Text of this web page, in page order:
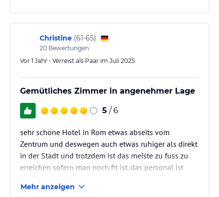
Christine (61-65)
20 Bewertungen
Vor 1 Jahr • Verreist als Paar im Juli 2025
Gemütliches Zimmer in angenehmer Lage
5 / 6
sehr schöne Hotel in Rom etwas abseits vom
Zentrum und deswegen auch etwas ruhiger als direkt
in der Stadt und trotzdem ist das meiste zu fuss zu
erreichen sofern man noch fit ist. das personal ist
Mehr anzeigen